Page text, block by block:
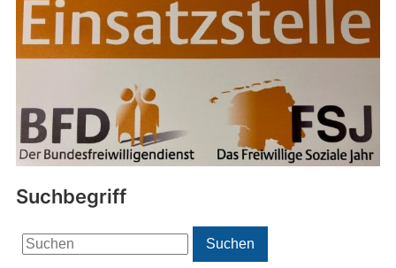
Suchbegriff
Search
for:
Suchen